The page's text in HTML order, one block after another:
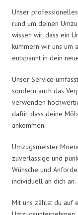
Unser
rund um deinen
wissen wir, dass ein
kümmern wir uns um
entspannt in dein
Unser Service
sondern auch das
verwenden
dafür, dass deine
ankommen.
Umzugsmeister
zuverlässige und
Wünsche und
individuell an dich an.
Mit uns zählst du auf